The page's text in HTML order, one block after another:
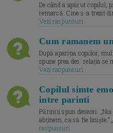
De când a apărut copilul,
remarcă. Cine s-a trezit
Vezi raspunsuri
Cum ramanem
După apariția copiilor,
spune prea des: relația se
Vezi raspunsuri
Copilul simte
intre parinti
Părinții spun deseori:
abținem, ca să fie liniște.”
raspunsuri